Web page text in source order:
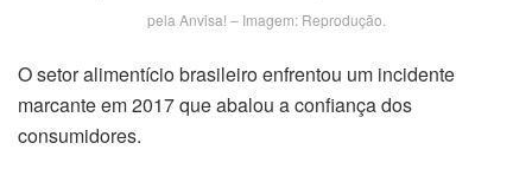
pela Anvisa! – Imagem: Reprodução.
O setor alimentício brasileiro enfrentou um incidente
marcante em 2017 que abalou a confiança dos
consumidores.